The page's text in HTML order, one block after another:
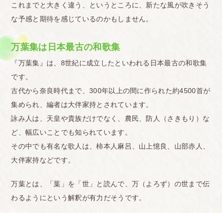
これまでと大きく違う、というところに、新たな風が吹きそう
な予感と期待を感じているのかもしません。
万葉集は日本最古の和歌集
『万葉集』は、8世紀に成立したといわれる日本最古の和歌集
です。
古代から奈良時代まで、300年以上の間に作られた約4500首が
集められ、編者は大伴家持とされています。
詠み人は、天皇や貴族だけでなく、農民、防人（さきもり）な
ど、幅広いことでも知られています。
その中でも有名な歌人は、柿本人麻呂、山上憶良、山部赤人、
大伴家持などです。
万葉とは、「葉」を「世」と読んで、万（よろず）の世まで伝
わるようにという解釈が有力だそうです。